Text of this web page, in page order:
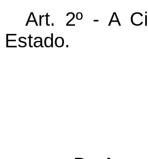
Art. 2º - A
Estado.